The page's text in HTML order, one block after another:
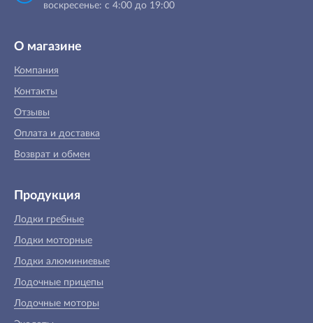
воскресенье: с 4:00 до 19:00
О магазине
Компания
Контакты
Отзывы
Оплата и доставка
Возврат и обмен
Продукция
Лодки гребные
Лодки моторные
Лодки алюминиевые
Лодочные прицепы
Лодочные моторы